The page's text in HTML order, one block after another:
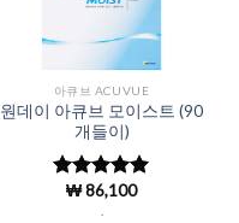
아큐브 ACUVUE
원데이 아큐브 모이스트 (90
개들이)
5 중에서
로 평
₩86,100